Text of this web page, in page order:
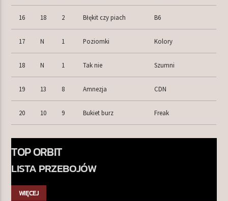
16 18 2 Błękit czy piach B6
17 N 1 Poziomki Kolory
18 N 1 Tak nie Szumni
19 13 8 Amnezja CDN
20 10 9 Bukiet burz Freak
TOP ORBIT
LISTA PRZEBOJÓW
WIĘCEJ